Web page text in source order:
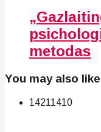
metodas
You may also like
14211410